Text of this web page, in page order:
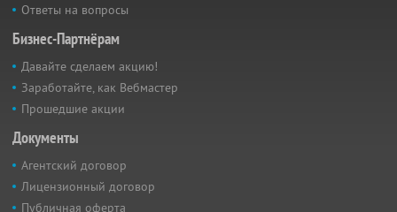
Ответы на вопросы
Бизнес-Партнёрам
Давайте сделаем акцию!
Заработайте, как Вебмастер
Прошедшие акции
Документы
Агентский договор
Лицензионный договор
Публичная оферта